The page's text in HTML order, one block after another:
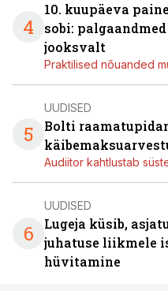
4
10. kuupäeva
sobi:
jooksvalt
Praktilised nõuanded
5
UUDISED
Bolti
Audiitor kahtlustab
6
UUDISED
Lugeja küsib,
juhatuse liikmele
hüvitamine